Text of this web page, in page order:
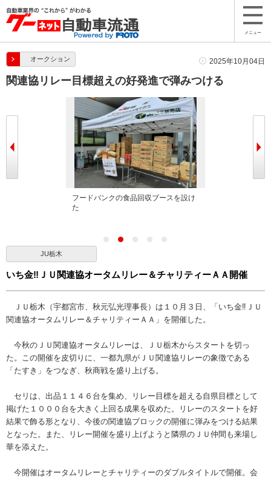
メニュー
オークション 2025年10月04日
関連協リレー目標超えの好発進で弾みつける
フードバンクの食品回収ブースを設け
た
JU栃木
いち金‼ＪＵ関連協オータムリレー＆チャリティーＡＡ開催
ＪＵ栃木（宇都宮市、秋元弘光理事長）は１０月３日、「いち金‼ＪＵ
関連協オータムリレー＆チャリティーＡＡ」を開催した。
今秋のＪＵ関連協オータムリレーは、ＪＵ栃木からスタートを切っ
た。この開催を皮切りに、一都九県がＪＵ関連協リレーの象徴である
「たすき」をつなぎ、秋商戦を盛り上げる。
セリは、出品１１４６台を集め、リレー目標を超える自県目標として
掲げた１０００台を大きく上回る成果を収めた。リレーのスタートを好
結果で飾る形となり、今後の関連協ブロックの開催に弾みをつける結果
となった。また、リレー開催を盛り上げようと隣県のＪＵ仲間も来場し
華を添えた。
今開催はオータムリレーとチャリティーのダブルタイトルで開催。会